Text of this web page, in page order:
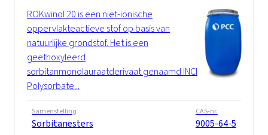
ROKwinol 20 is een niet-ionische
oppervlakteactieve stof op basis van
natuurlijke grondstof. Het is een
geëthoxyleerd
sorbitanmonolauraatderivaat genaamd INCI
Polysorbate...
Samenstelling
Sorbitanesters
CAS-nr.
9005-64-5